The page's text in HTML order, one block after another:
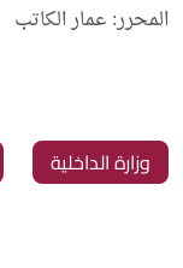
المحرر: عمار الكاتب
وزارة الداخلية